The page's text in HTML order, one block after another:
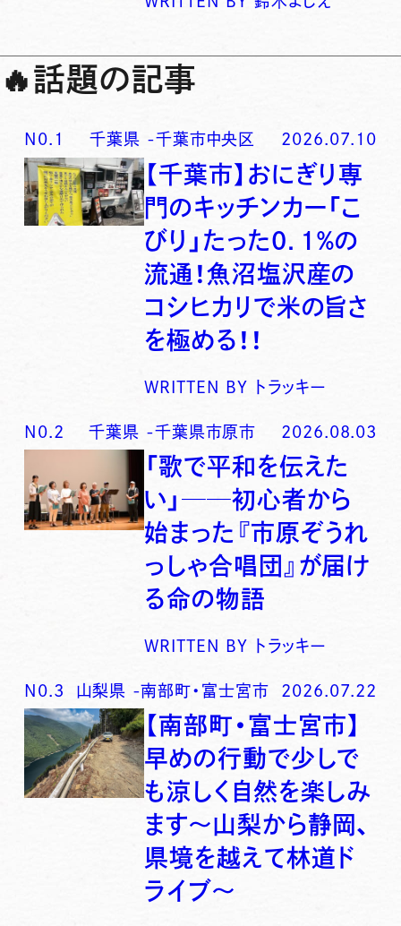
🔥話題の記事
N0. 1 千葉県 -千葉市中央区 2026.07.10
【千葉市】おにぎり専
門のキッチンカー「こ
びり」たった0．1％の
流通！魚沼塩沢産の
コシヒカリで米の旨さ
を極める！！
WRITTEN BY トラッキー
N0. 2 千葉県 -千葉県市原市 2026.08.03
「歌で平和を伝えた
い」──初心者から
始まった『市原ぞうれ
っしゃ合唱団』が届け
る命の物語
WRITTEN BY トラッキー
N0. 3 山梨県 -南部町・富士宮市 2026.07.22
【南部町・富士宮市】
早めの行動で少しで
も涼しく自然を楽しみ
ます〜山梨から静岡、
県境を越えて林道ド
ライブ〜